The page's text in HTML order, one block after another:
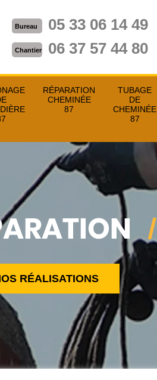
Bureau 05 33 06 14 49
Chantier 06 37 57 44 80
RÉPARATION
CHEMINÉE
87
TUBAGE
DE
CHEMINÉE
87
RÉALISATIONS